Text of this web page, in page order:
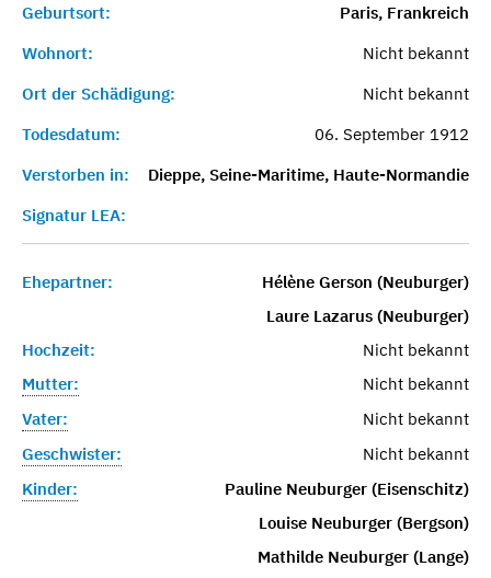
Geburtsort:
Paris, Frankreich
Wohnort:
Nicht bekannt
Ort der Schädigung:
Nicht bekannt
Todesdatum:
06. September 1912
Verstorben in:
Dieppe, Seine-Maritime, Haute-Normandie
Signatur LEA:
Ehepartner:
Hélène Gerson (Neuburger)
Laure Lazarus (Neuburger)
Hochzeit:
Nicht bekannt
Mutter:
Nicht bekannt
Vater:
Nicht bekannt
Geschwister:
Nicht bekannt
Kinder:
Pauline Neuburger (Eisenschitz)
Louise Neuburger (Bergson)
Mathilde Neuburger (Lange)